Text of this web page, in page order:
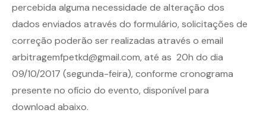
percebida alguma necessidade de alteração dos
dados enviados através do formulário, solicitações de
correção poderão ser realizadas através o email
arbitragemfpetkd@gmail.com, até as 20h do dia
09/10/2017 (segunda-feira), conforme cronograma
presente no ofício do evento, disponível para
download abaixo.